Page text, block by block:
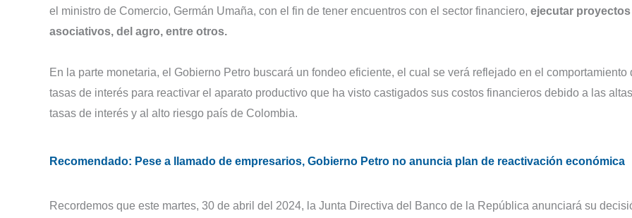
el ministro de Comercio, Germán Umaña, con el fin de tener encuentros con el sector financiero, ejecutar proyectos
asociativos, del agro, entre otros.
En la parte monetaria, el Gobierno Petro buscará un fondeo eficiente, el cual se verá reflejado en el comportamiento
tasas de interés para reactivar el aparato productivo que ha visto castigados sus costos financieros debido a las altas
tasas de interés y al alto riesgo país de Colombia.
Recomendado: Pese a llamado de empresarios, Gobierno Petro no anuncia plan de reactivación económica
Recordemos que este martes, 30 de abril del 2024, la Junta Directiva del Banco de la República anunciará su